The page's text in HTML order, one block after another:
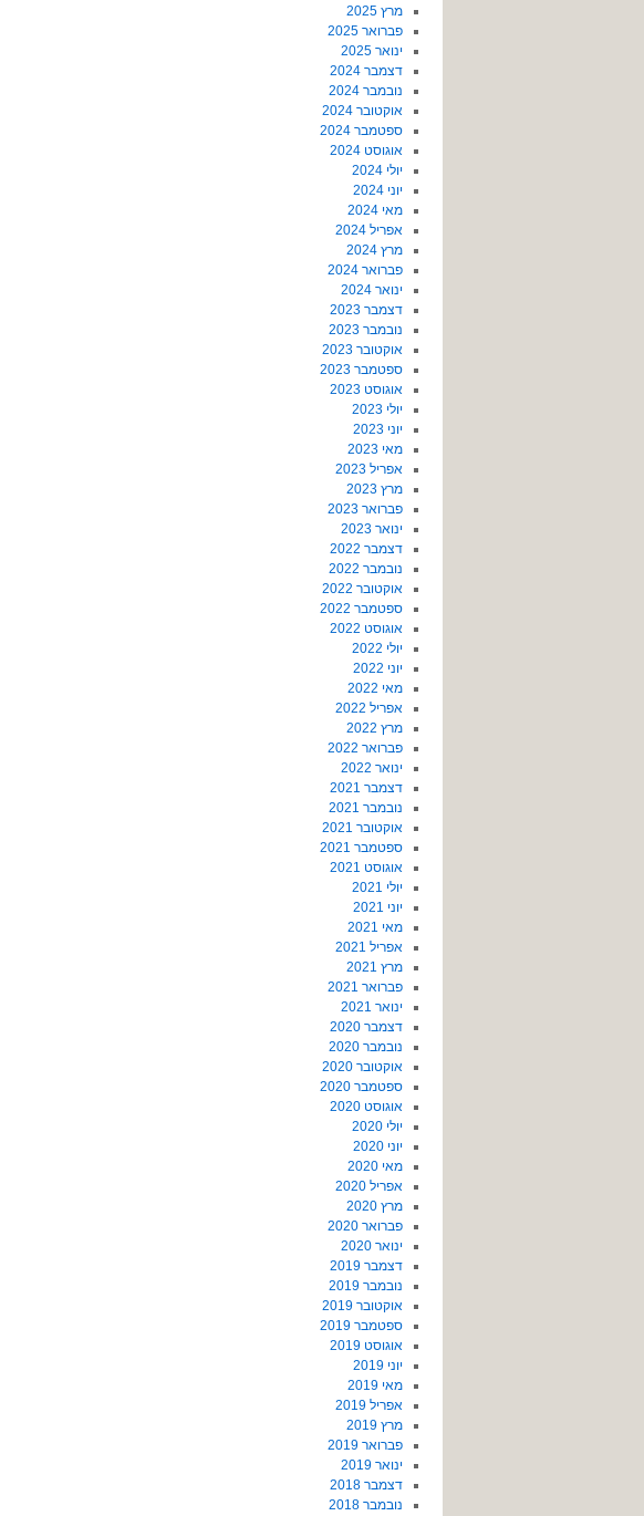
מרץ 2025
פברואר 2025
ינואר 2025
דצמבר 2024
נובמבר 2024
אוקטובר 2024
ספטמבר 2024
אוגוסט 2024
יולי 2024
יוני 2024
מאי 2024
אפריל 2024
מרץ 2024
פברואר 2024
ינואר 2024
דצמבר 2023
נובמבר 2023
אוקטובר 2023
ספטמבר 2023
אוגוסט 2023
יולי 2023
יוני 2023
מאי 2023
אפריל 2023
מרץ 2023
פברואר 2023
ינואר 2023
דצמבר 2022
נובמבר 2022
אוקטובר 2022
ספטמבר 2022
אוגוסט 2022
יולי 2022
יוני 2022
מאי 2022
אפריל 2022
מרץ 2022
פברואר 2022
ינואר 2022
דצמבר 2021
נובמבר 2021
אוקטובר 2021
ספטמבר 2021
אוגוסט 2021
יולי 2021
יוני 2021
מאי 2021
אפריל 2021
מרץ 2021
פברואר 2021
ינואר 2021
דצמבר 2020
נובמבר 2020
אוקטובר 2020
ספטמבר 2020
אוגוסט 2020
יולי 2020
יוני 2020
מאי 2020
אפריל 2020
מרץ 2020
פברואר 2020
ינואר 2020
דצמבר 2019
נובמבר 2019
אוקטובר 2019
ספטמבר 2019
אוגוסט 2019
יוני 2019
מאי 2019
אפריל 2019
מרץ 2019
פברואר 2019
ינואר 2019
דצמבר 2018
נובמבר 2018